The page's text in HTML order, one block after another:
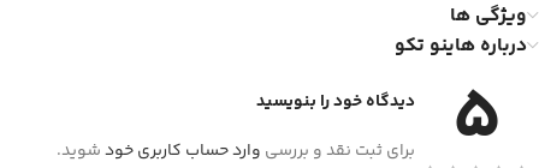
ویژگی ها
درباره هاینو تکو
5
دیدگاه خود را بنویسید
برای ثبت نقد و بررسی وارد حساب کاربری خودشوید.